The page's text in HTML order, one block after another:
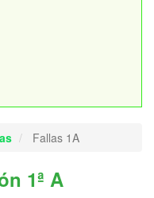
Fallas 1A
1ª A